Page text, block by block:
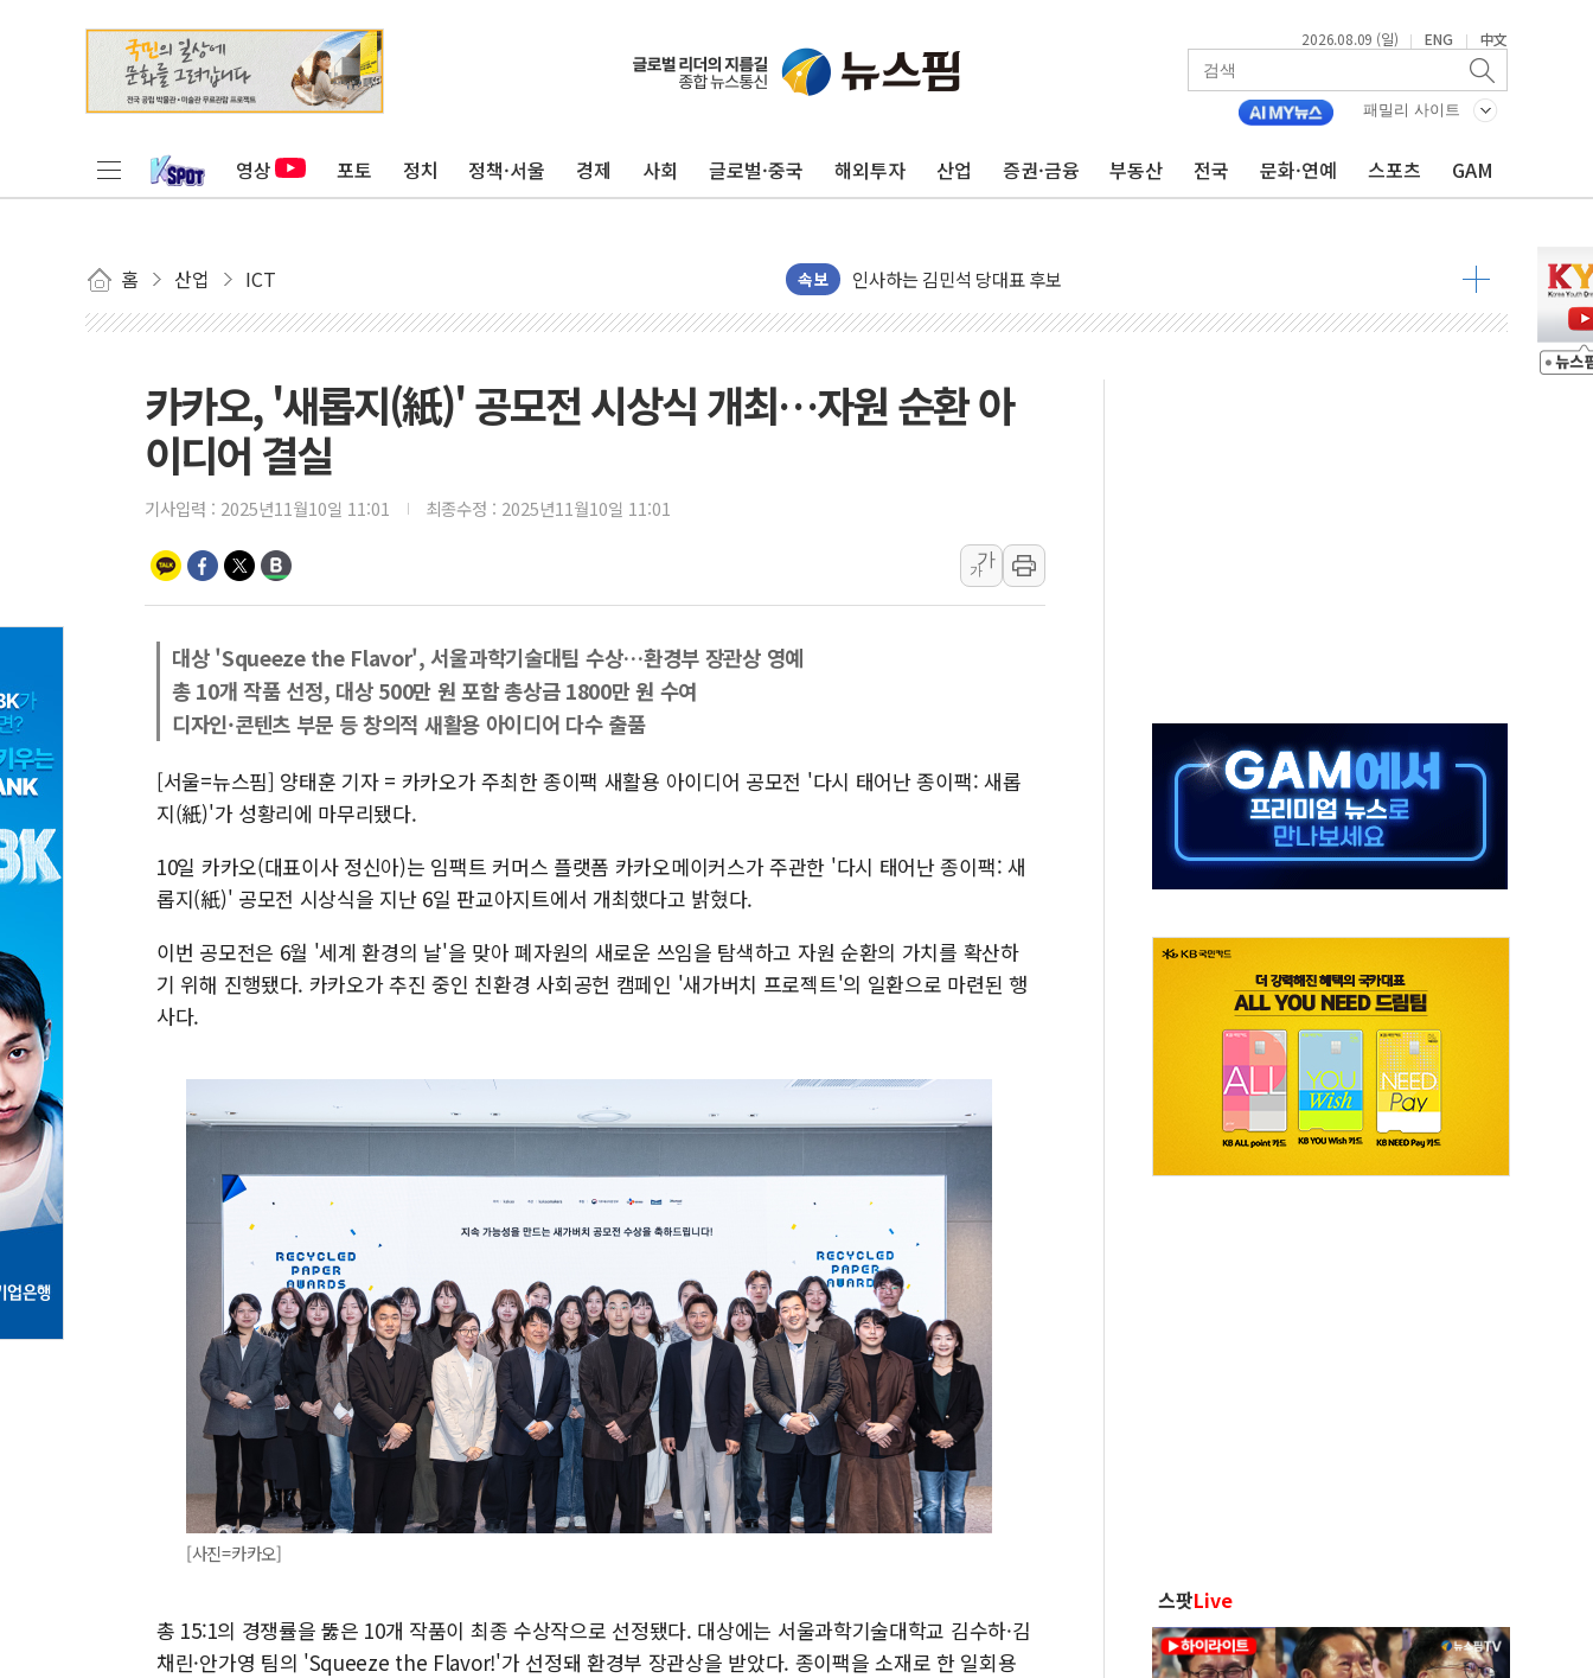
2026.08.09 (일) | ENG | 中文
패밀리 사이트
영상 포토 정치 정책·서울 경제 사회 글로벌·중국 해외투자 산업 증권·금융 부동산 전국 문화·연예 스포츠 GAM
홈 산업 ICT 속보
포항시 재난예산 40억 긴급 투입…고수온 양식장 복구·지원 '총력'
울진·영덕 '호우특보'-포항 '산사태 주의보'...경북도, 호우 피해·통제구간 없어
인천 합동연설회 나선 송영길·정청래·김민석 당대표 후보
김민석, 2주차 제주·인천 경선서 정청래에 승리...47.75% vs 42.08%
[속보] 민주, 제주·인천 경선 결과 발표...김민석 47.75% 정청래 42.08%
[속보] 민주, 인천 경선 결과 발표...김민석 45.09% 정청래 43.27% 송영길 11.63%
이번주 국내 주요 금융일정(8.10~8.14)
美, 이란전 출구전략 만지작…공습 한계·탄약 부족 현실화
李대통령 "결혼 때문에 손해 보는 일 없게"…'결혼 페널티' 22개 과제 손본다
여수 오동도 인근 해상서 모터보트 전복…1명 사망·1명 실종
'화합' 꺼낸 김민석에 '뻔뻔' 받아친 정청래…제주 연설서 신경전 고조
카카오, '새롭지(紙)' 공모전 시상식 개최…자원 순환 아
이디어 결실
기사입력 : 2025년11월10일 11:01 최종수정 : 2025년11월10일 11:01
가
가
대상 'Squeeze the Flavor', 서울과학기술대팀 수상…환경부 장관상 영예
총 10개 작품 선정, 대상 500만 원 포함 총상금 1800만 원 수여
디자인·콘텐츠 부문 등 창의적 새활용 아이디어 다수 출품
[서울=뉴스핌] 양태훈 기자 = 카카오가 주최한 종이팩 새활용 아이디어 공모전 '다시 태어난 종이팩: 새롭
지(紙)'가 성황리에 마무리됐다.
10일 카카오(대표이사 정신아)는 임팩트 커머스 플랫폼 카카오메이커스가 주관한 '다시 태어난 종이팩: 새
롭지(紙)' 공모전 시상식을 지난 6일 판교아지트에서 개최했다고 밝혔다.
이번 공모전은 6월 '세계 환경의 날'을 맞아 폐자원의 새로운 쓰임을 탐색하고 자원 순환의 가치를 확산하
기 위해 진행됐다. 카카오가 추진 중인 친환경 사회공헌 캠페인 '새가버치 프로젝트'의 일환으로 마련된 행
사다.
[사진=카카오]
총 15:1의 경쟁률을 뚫은 10개 작품이 최종 수상작으로 선정됐다. 대상에는 서울과학기술대학교 김수하·김
채린·안가영 팀의 'Squeeze the Flavor!'가 선정돼 환경부 장관상을 받았다. 종이팩을 소재로 한 일회용
스팟Live